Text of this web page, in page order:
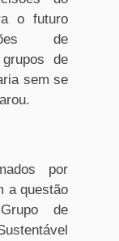
o futuro
de
de
sem se
por
a questão
de